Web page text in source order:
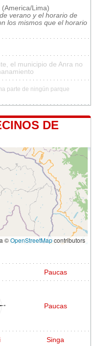
(America/Lima)
verano y el horario de
los mismos que el horario
el municipio de Anra no
parte de ningún parque
DE
©OpenStreetMapcontributors
Paucas
Paucas
Singa